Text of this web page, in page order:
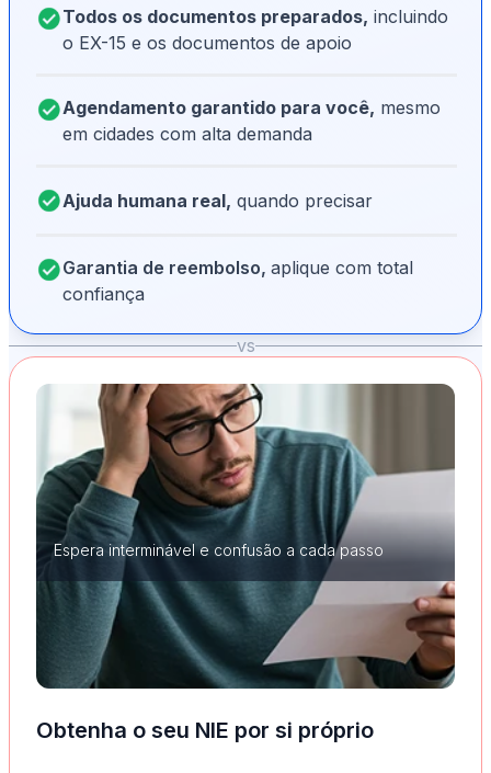
Todos os documentos preparados, incluindo
o EX-15 e os documentos de apoio
Agendamento garantido para você, mesmo
em cidades com alta demanda
Ajuda humana real, quando precisar
Garantia de reembolso, aplique com total
confiança
vs
Espera interminável e confusão a cada passo
Obtenha o seu NIE por si próprio